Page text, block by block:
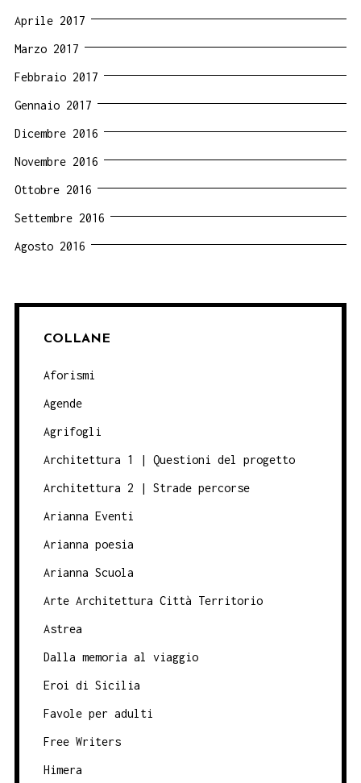
Aprile 2017
Marzo 2017
Febbraio 2017
Gennaio 2017
Dicembre 2016
Novembre 2016
Ottobre 2016
Settembre 2016
Agosto 2016
COLLANE
Aforismi
Agende
Agrifogli
Architettura 1 | Questioni del progetto
Architettura 2 | Strade percorse
Arianna Eventi
Arianna poesia
Arianna Scuola
Arte Architettura Città Territorio
Astrea
Dalla memoria al viaggio
Eroi di Sicilia
Favole per adulti
Free Writers
Himera